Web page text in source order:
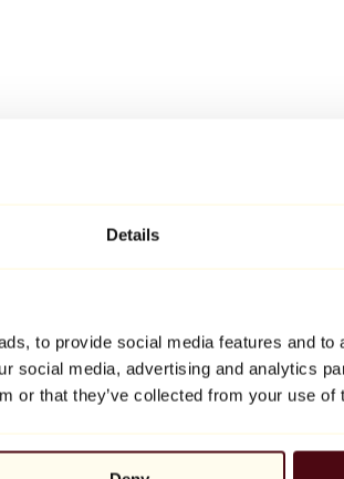
Details
to provide social media features and
social media, advertising and analytics
or that they’ve collected from your use of